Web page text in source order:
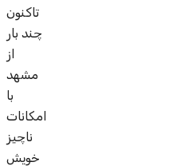
تاکنون
چند بار
از
مشهد
با
امکانات
ناچيز
خويش